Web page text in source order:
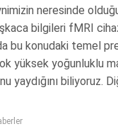
neresinde
bilgileri fMRI
bu konudaki temel
yüksek yoğunluklu
yaydığını biliyoruz.